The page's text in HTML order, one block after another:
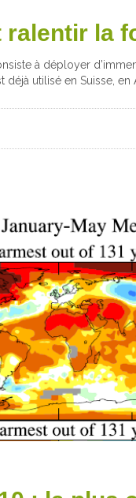
ralentir la
à déployer
déjà utilisé en Suisse, en